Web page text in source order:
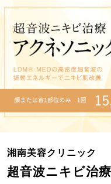
湘南美容クリニック
超音波ニキビ治